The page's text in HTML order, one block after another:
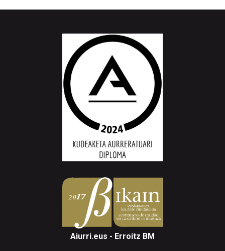
Aiurri.eus - Erroitz BM